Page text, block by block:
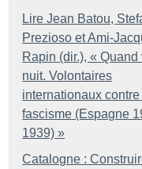
Lire Jean Batou,
Prezioso et Ami-
Rapin (dir.), « Quand
nuit. Volontaires
internationaux
fascisme (Espagne
1939) »
Catalogne :